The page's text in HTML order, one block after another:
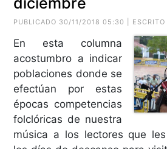
PUBLICADO 30/11/2018 05:30 | ESCRITO
En esta columna
acostumbro a indicar
poblaciones donde se
efectúan por estas
épocas competencias
folclóricas de nuestra
música a los lectores que